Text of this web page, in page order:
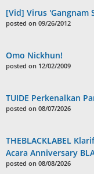
[Vid] Virus 'Gangnam
posted on 09/26/2012
Omo Nickhun!
posted on 12/02/2009
TUIDE Perkenalkan
posted on 08/07/2026
THEBLACKLABEL
Acara Anniversary
posted on 08/08/2026